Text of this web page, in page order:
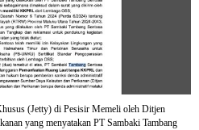
(Jetty) di Pesisir Memeli oleh Ditjen
yang menyatakan PT Sambaki Tambang